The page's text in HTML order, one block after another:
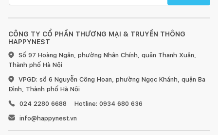
CÔNG TY CỔ PHẦN THƯƠNG MẠI & TRUYỀN THÔNG
HAPPYNEST
Số 97 Hoàng Ngân, phường Nhân Chính, quận Thanh Xuân,
Thành phố Hà Nội
VPGD: số 6 Nguyễn Công Hoan, phường Ngọc Khánh, quận Ba
Đình, Thành phố Hà Nội
024 2280 6688
Hotline: 0934 680 636
info@happynest.vn